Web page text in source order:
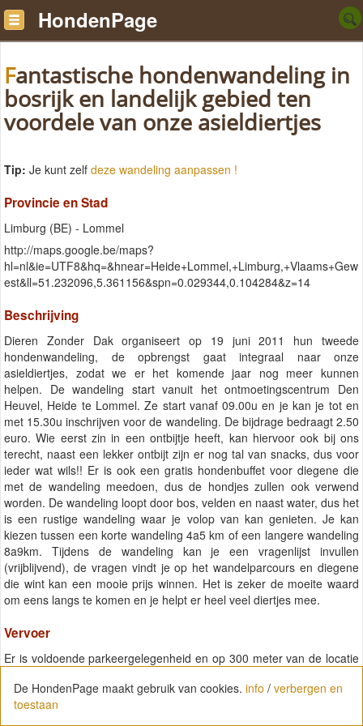
HondenPage
Fantastische hondenwandeling in
bosrijk en landelijk gebied ten
voordele van onze asieldiertjes
Tip: Je kunt zelf deze wandeling aanpassen !
Provincie en Stad
Limburg (BE) - Lommel
http://maps.google.be/maps?
hl=nl&ie=UTF8&hq=&hnear=Heide+Lommel,+Limburg,+Vlaams+Gew
est&ll=51.232096,5.361156&spn=0.029344,0.104284&z=14
Beschrijving
Dieren Zonder Dak organiseert op 19 juni 2011 hun tweede
hondenwandeling, de opbrengst gaat integraal naar onze
asieldiertjes, zodat we er het komende jaar nog meer kunnen
helpen. De wandeling start vanuit het ontmoetingscentrum Den
Heuvel, Heide te Lommel. Ze start vanaf 09.00u en je kan je tot en
met 15.30u inschrijven voor de wandeling. De bijdrage bedraagt 2.50
euro. Wie eerst zin in een ontbijtje heeft, kan hiervoor ook bij ons
terecht, naast een lekker ontbijt zijn er nog tal van snacks, dus voor
ieder wat wils!! Er is ook een gratis hondenbuffet voor diegene die
met de wandeling meedoen, dus de hondjes zullen ook verwend
worden. De wandeling loopt door bos, velden en naast water, dus het
is een rustige wandeling waar je volop van kan genieten. Je kan
kiezen tussen een korte wandeling 4a5 km of een langere wandeling
8a9km. Tijdens de wandeling kan je een vragenlijst invullen
(vrijblijvend), de vragen vindt je op het wandelparcours en diegene
die wint kan een mooie prijs winnen. Het is zeker de moeite waard
om eens langs te komen en je helpt er heel veel diertjes mee.
Vervoer
Er is voldoende parkeergelegenheid en op 300 meter van de locatie
De HondenPage maakt gebruik van cookies. info / verbergen en
toestaan
De HondenPage maakt gebruik van cookies. info / verbergen en
toestaan